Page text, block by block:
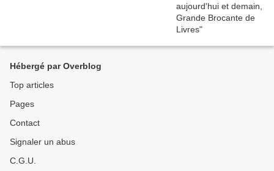
Hébergé par Overblog
Top articles
Pages
Contact
Signaler un abus
C.G.U.